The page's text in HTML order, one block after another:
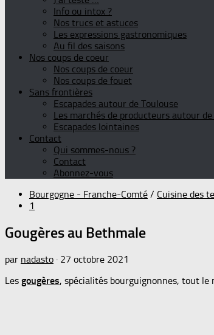
Info ou intox ?
Nos trucs et astuces
Les expressions gastronomiques
Au fil des saisons
Nos coups de coeur
Nos coups de coeur
Nos coups de fouet
Sans frontières
Escapades autour de Toulouse
Les marchés de producteurs autour de
Escapades lointaines
Contact
Qui sommes-nous ?
Contact
Abonnez-vous
Bourgogne - Franche-Comté / Cuisine des
1
Gougères au Bethmale
par nadasto · 27 octobre 2021
Les gougères, spécialités bourguignonnes, tout le